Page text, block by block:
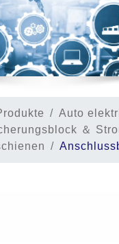
Auto
＆